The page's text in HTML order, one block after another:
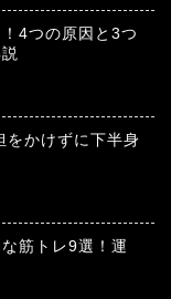
4つの原因と3つ
をかけずに下半身
筋トレ9選！運